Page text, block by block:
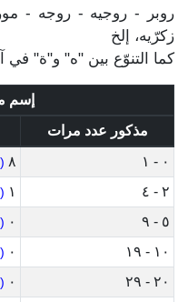
روبر - روجيه - روجه -
زكرّيه، إلخ
كما التنوّع بين "ه" و"ة" في
إسم
مذكور عدد مرات
٠ - ١
٨ (٨٨.٨٩%)
٢ - ٤ ١ (١١.١١%)
٥ - ٩ ٠ (٠.٠٠%)
١٠ - ١٩ ٠ (٠.٠٠%)
٢٠ - ٢٩ ٠ (٠.٠٠%)